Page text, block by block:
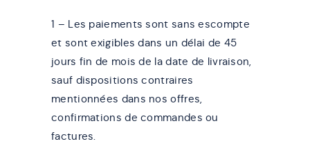
1 – Les paiements sont sans escompte
et sont exigibles dans un délai de 45
jours fin de mois de la date de livraison,
sauf dispositions contraires
mentionnées dans nos offres,
confirmations de commandes ou
factures.